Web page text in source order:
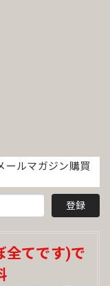
ールマガジン購買
登録
全てです)で